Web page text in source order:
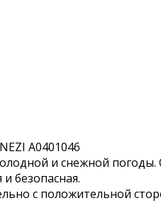
A0401046
и снежной
безопасная.
с положительной